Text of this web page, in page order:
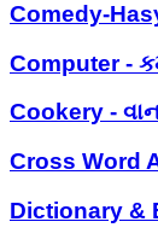
Comedy-
Computer -
Cookery -
Cross Word
Dictionary &